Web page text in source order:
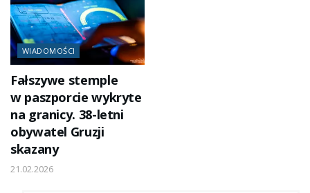
WIADOMOŚCI
Fałszywe stemple
w paszporcie wykryte
na granicy. 38-letni
obywatel Gruzji
skazany
21.02.2026